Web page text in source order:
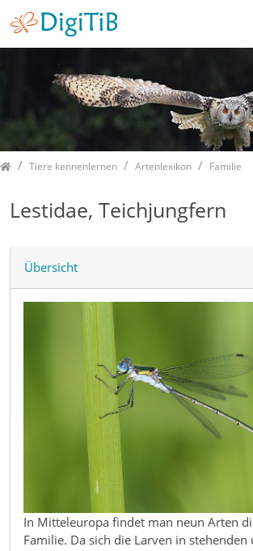
HomeTiere kennenlernen Artenlexikon Familie
Lestidae, Teichjungfern
Übersicht
In Mitteleuropa findet man neun Arten
Familie. Da sich die Larven in stehenden